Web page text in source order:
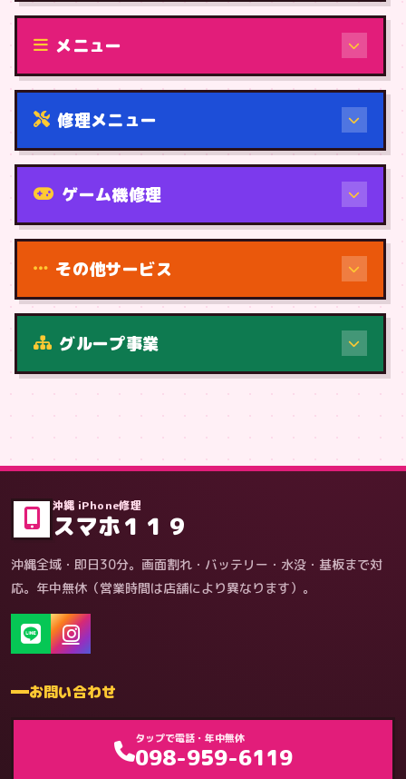
メニュー
修理メニュー
機種から
症状・内容から
ゲーム機修理
その他サービス
グループ事業
沖縄 iPhone修理
スマホ１１９
沖縄全域・即日30分。画面割れ・バッテリー・水没・基板まで対
応。年中無休（営業時間は店舗により異なります）。
お問い合わせ
タップで電話・年中無休
098-959-6119